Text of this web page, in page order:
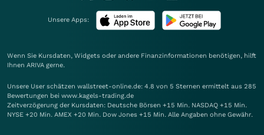
Unsere Apps:
Wenn Sie Kursdaten, Widgets oder andere Finanzinformationen benötigen, hilft
Ihnen ARIVA gerne.
Unsere User schätzen wallstreet-online.de: 4.8 von 5 Sternen ermittelt aus 285
Bewertungen bei www.kagels-trading.de
Zeitverzögerung der Kursdaten: Deutsche Börsen +15 Min. NASDAQ +15 Min.
NYSE +20 Min. AMEX +20 Min. Dow Jones +15 Min. Alle Angaben ohne Gewähr.